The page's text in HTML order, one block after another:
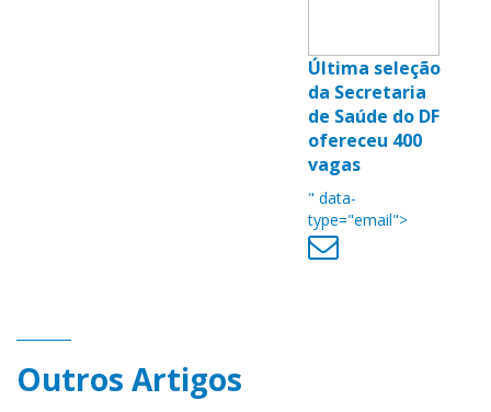
Última seleção
da Secretaria
de Saúde do DF
ofereceu 400
vagas
" data-
type="email">
Outros Artigos